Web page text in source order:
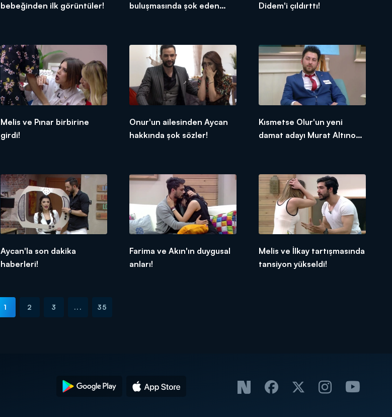
bebeğinden ilk görüntüler!
buluşmasında şok eden
Didem'i çıldırttı!
Melis ve Pınar birbirine
girdi!
Onur'un ailesinden Aycan
hakkında şok sözler!
Kısmetse Olur'un yeni
damat adayı Murat Altınok
Aycan'la son dakika
haberleri!
Farima ve Akın'ın duygusal
anları!
Melis ve İlkay tartışmasında
tansiyon yükseldi!
1 2 3 ... 35